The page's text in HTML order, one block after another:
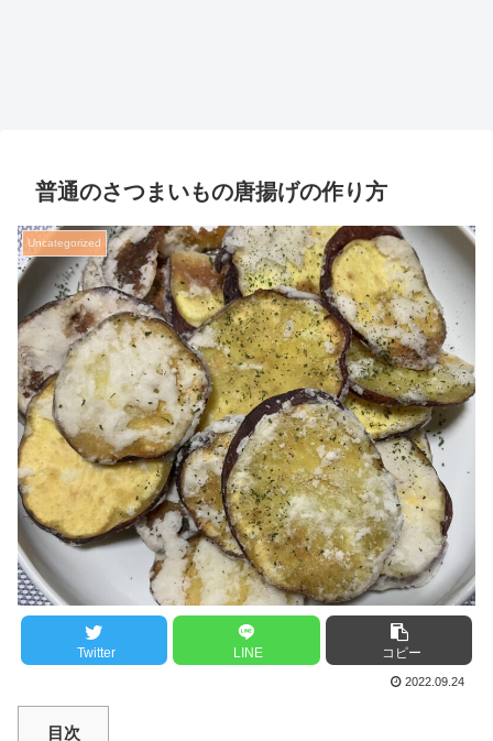
普通のさつまいもの唐揚げの作り方
Uncategorized
Twitter LINE コピー
2022.09.24
目次